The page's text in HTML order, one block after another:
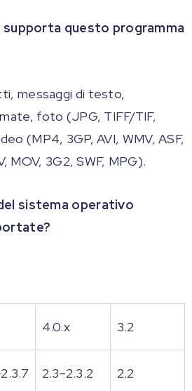
supporta questo programma
messaggi di testo,
foto (JPG, TIFF/TIF,
(MP4, 3GP, AVI, WMV, ASF,
MOV, 3G2, SWF, MPG).
sistema operativo
4.0.x 3.2
2.3–2.3.2 2.2